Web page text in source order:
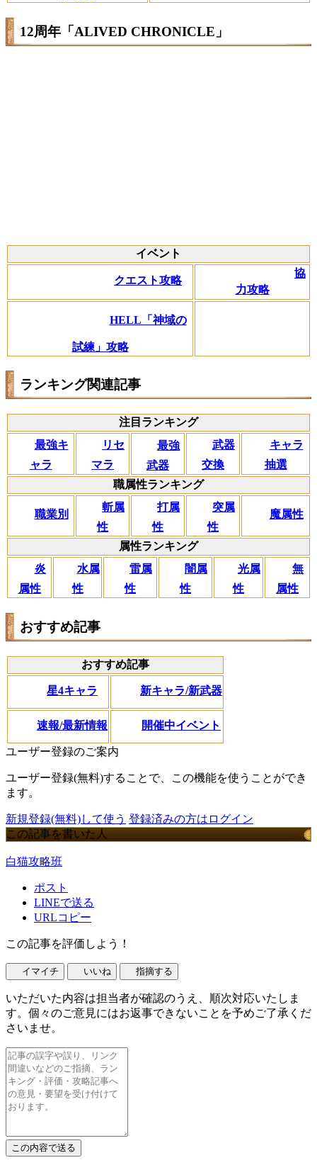
12周年「ALIVED CHRONICLE」
イベント
クエスト攻略
協
力攻略
HELL「神域の
試練」攻略
ランキング関連記事
注目ランキング
最強キ
ャラ
リセ
マラ
最強
武器
武器
交換
キャラ
抽選
職属性ランキング
職業別
斬属
性
打属
性
突属
性
魔属性
属性ランキング
炎
属性
水属
性
雷属
性
闇属
性
光属
性
無
属性
おすすめ記事
おすすめ記事
星4キャラ 新キャラ/新武器
速報/最新情報 開催中イベント
ユーザー登録のご案内
ユーザー登録(無料)することで、この機能を使うことができ
ます。
新規登録(無料)して使う 登録済みの方はログイン
この記事を書いた人
白猫攻略班
ポスト
LINEで送る
URLコピー
この記事を評価しよう！
イマイチ いいね 指摘する
いただいた内容は担当者が確認のうえ、順次対応いたしま
す。個々のご意見にはお返事できないことを予めご了承くだ
さいませ。